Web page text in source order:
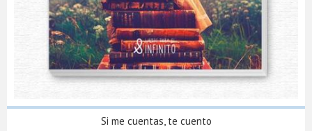
Si me cuentas, te cuento